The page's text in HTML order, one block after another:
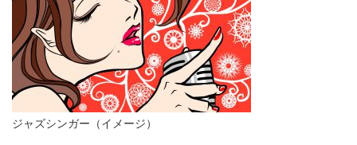
ジャズシンガー（イメージ）